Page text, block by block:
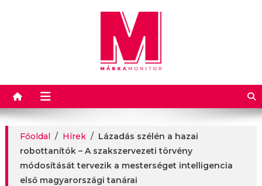
Márkamonitor
Főoldal / Hírek / Lázadás szélén a hazai
robottanítók – A szakszervezeti törvény
módosítását tervezik a mesterséget intelligencia
első magyarországi tanárai